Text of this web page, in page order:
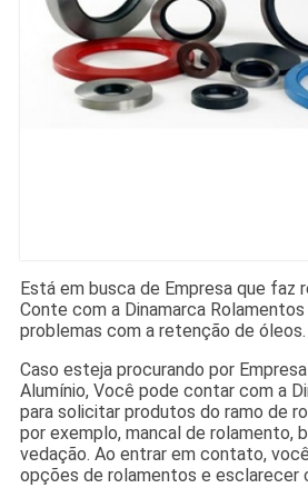
Está em busca de Empresa que faz
Conte com a Dinamarca
problemas com a retenção de óleos.
Caso esteja procurando por
Alumínio, Você pode contar com a
para solicitar produtos do ramo de
por exemplo, mancal de rolamento,
vedação. Ao entrar em contato,
opções de rolamentos e esclarecer